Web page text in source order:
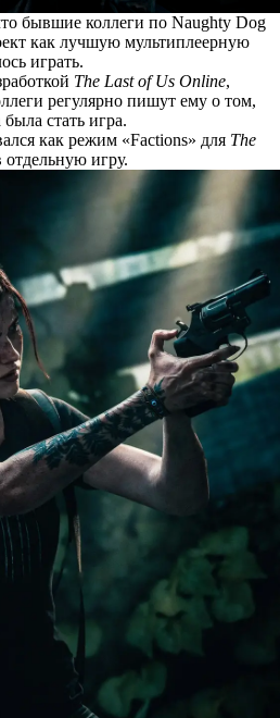
бывшие коллеги по Naughty Dog
как лучшую мультиплеерную
играть.
The Last of Us Online,
регулярно пишут ему о том,
стать игра.
как режим «Factions» для The
игру.